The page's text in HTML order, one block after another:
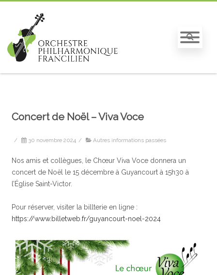
Concert de Noël – Viva Voce
/ 30 novembre 2024 / Autres informations passées
Nos amis et collègues, le Chœur Viva Voce donnera un
concert de Noël le 15 décembre à Guyancourt à 15h30 à
l’Église Saint-Victor.
Pour réserver, visiter la billterie en ligne :
https://www.billetweb.fr/guyancourt-noel-2024